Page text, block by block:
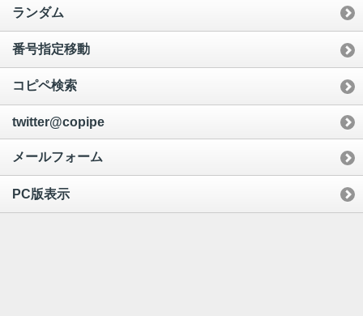
ランダム
番号指定移動
コピペ検索
twitter@copipe
メールフォーム
PC版表示